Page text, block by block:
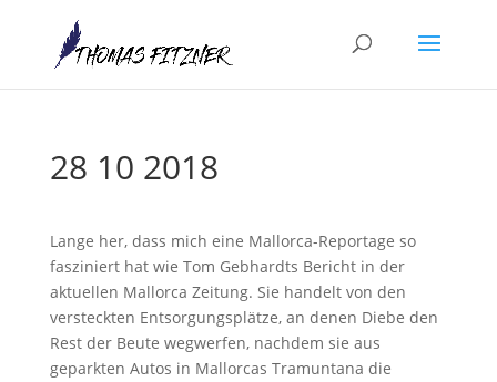
28 10 2018
Lange her, dass mich eine Mallorca-Reportage so
fasziniert hat wie Tom Gebhardts Bericht in der
aktuellen Mallorca Zeitung. Sie handelt von den
versteckten Entsorgungsplätze, an denen Diebe den
Rest der Beute wegwerfen, nachdem sie aus
geparkten Autos in Mallorcas Tramuntana die